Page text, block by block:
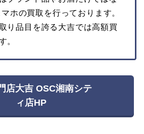
ホの買取を行っております。
り品目を誇る大吉では高額買
。
店大吉 OSC湘南シテ
ィ店HP